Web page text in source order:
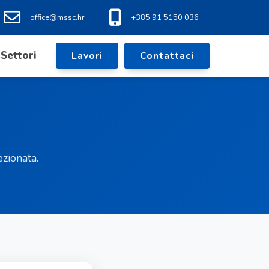
office@mssc.hr +385 91 5150 036
Settori Lavori Contattaci